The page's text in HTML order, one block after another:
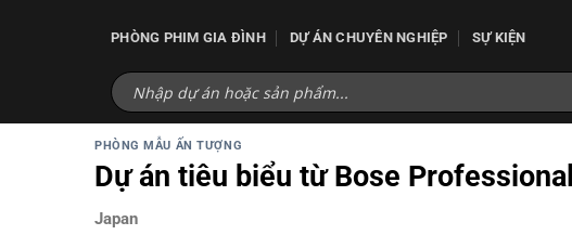
PHÒNG PHIM GIA ĐÌNH DỰ ÁN CHUYÊN NGHIỆP SỰ KIỆN
PHÒNG MẪU ẤN TƯỢNG
Dự án tiêu biểu từ Bose
Japan